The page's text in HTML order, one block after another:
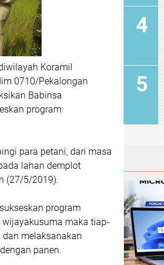
Koramil
0710/Pekalongan
Babinsa
program
para petani, dari masa
lahan demplot
(27/5/2019).
program
maka tiap-
melaksanakan
panen.